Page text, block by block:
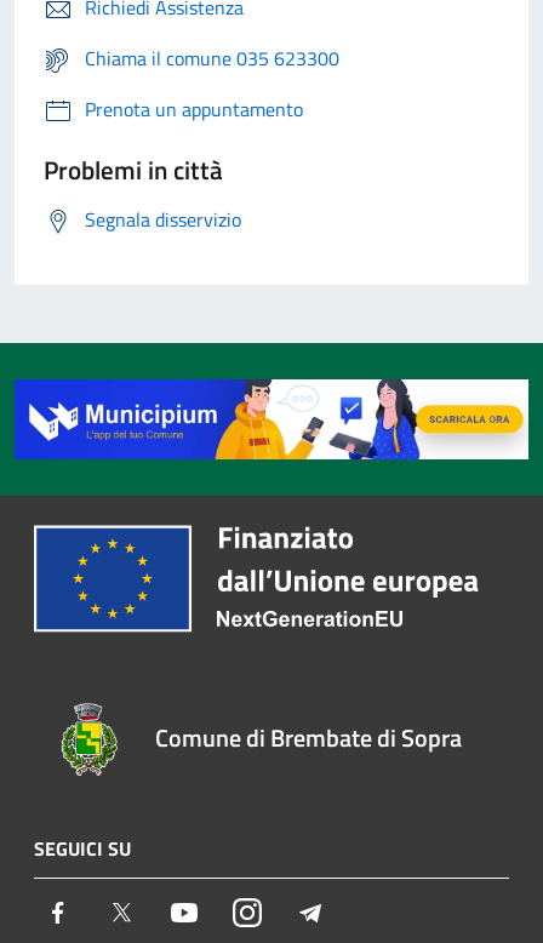
Richiedi Assistenza
Chiama il comune 035 623300
Prenota un appuntamento
Problemi in città
Segnala disservizio
Comune di Brembate di Sopra
SEGUICI SU
Facebook Twitter YoutubeInstagram